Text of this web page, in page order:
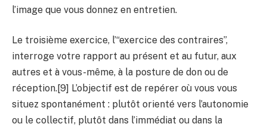
l’image que vous donnez en entretien.
Le troisième exercice, l’“exercice des contraires”,
interroge votre rapport au présent et au futur, aux
autres et à vous-même, à la posture de don ou de
réception.[9] L’objectif est de repérer où vous vous
situez spontanément : plutôt orienté vers l’autonomie
ou le collectif, plutôt dans l’immédiat ou dans la